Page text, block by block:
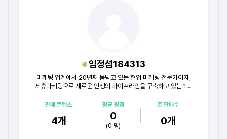
임정섭184313
마케팅 업계에서 20년째 몸담고 있는 현업 마케팅 전문가이자,
제휴마케팅으로 새로운 인생의 파이프라인을 구축하고 있는 1인
판매 콘텐츠
4개
평균 평점
0
(0 명)
총 판매수
0개